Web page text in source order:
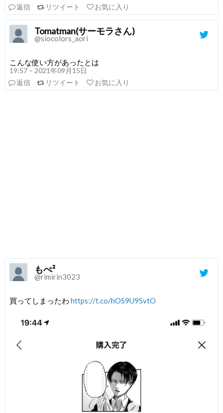
返信
リツイート お気に入り
Tomatman(サーモラさん)
@siocolors_aori
こんな使い方があったとは
19:57 – 2021年09月15日
返信
リツイート お気に入り
もぺ²
@rimirin3023
買ってしまったわ https://t.co/hOS9U9SvtO